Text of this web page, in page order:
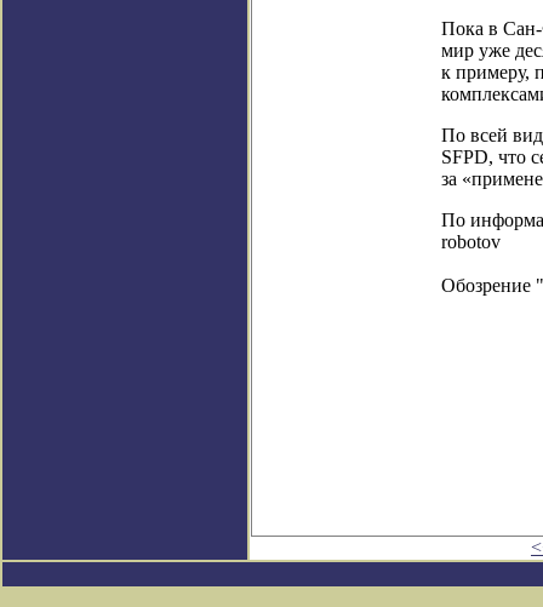
Пока в
мир уже
к примеру,
По всей
SFPD, что
за
По
robotov
Обозрение "